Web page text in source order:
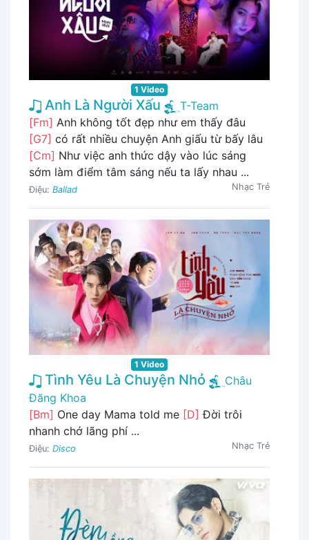
1 Video
Anh Là Người Xấu
T-Team
[Fm] Anh không tốt đẹp như em thấy đâu
[G7] có rất nhiều chuyện Anh giấu từ bấy lâu
[Cm] Như việc anh thức dậy vào lúc sáng
sớm làm điểm tâm sáng nếu ta lấy nhau ...
Điệu: Ballad Nhạc Trẻ
1 Video
Tình Yêu Là Chuyện Nhỏ
Châu
Đăng Khoa
[Bm] One day Mama told me [D] Đời trôi
nhanh chớ lãng phí ...
Điệu: Disco Nhạc Trẻ